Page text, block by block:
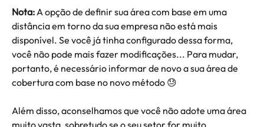
Nota: A opção de definir sua área com base em uma
distância em torno da sua empresa não está mais
disponível. Se você já tinha configurado dessa forma,
você não pode mais fazer modificações... Para mudar,
portanto, é necessário informar de novo a sua área de
cobertura com base no novo método 😓
Além disso, aconselhamos que você não adote uma área